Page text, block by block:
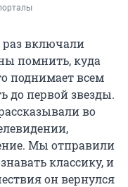
раз включали
помнить, куда
поднимает всем
до первой звезды.
во
Мы отправили
классику, и
он вернулся